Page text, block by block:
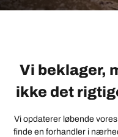
Vi beklager,
ikke det
Vi opdaterer løbende
finde en forhandler i